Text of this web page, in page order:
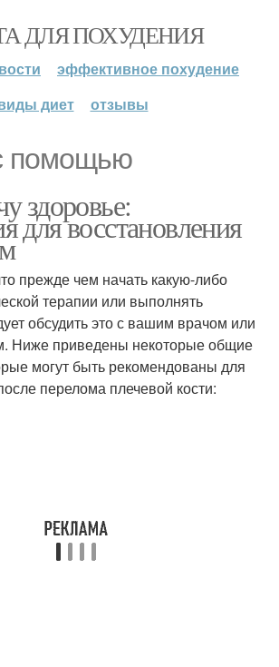
ДЛЯ ПОХУДЕНИЯ
эффективное похудение
диет
отзывы
помощью
здоровье:
для восстановления
прежде чем начать какую-либо
терапии или выполнять
обсудить это с вашим врачом или
Ниже приведены некоторые общие
могут быть рекомендованы для
перелома плечевой кости: